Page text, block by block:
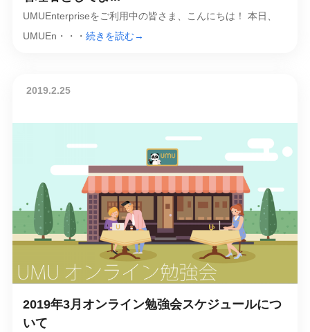
UMUEnterpriseをご利用中の皆さま、こんにちは！ 本日、
UMUEn・・・ 続きを読む→
2019.2.25
2019年3月オンライン勉強会スケジュールにつ
いて